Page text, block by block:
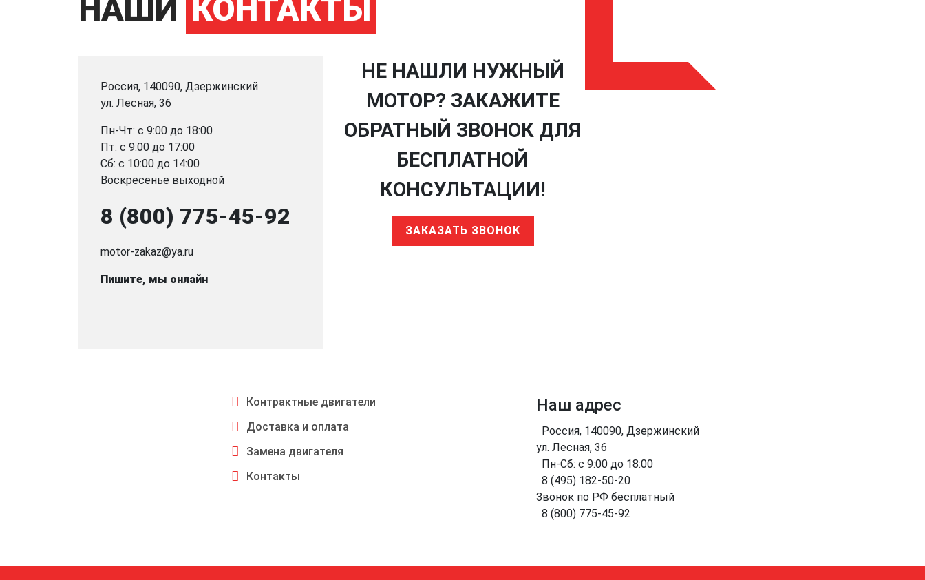
НАШИ КОНТАКТЫ
Россия, 140090, Дзержинский
ул. Лесная, 36
Пн-Чт: с 9:00 до 18:00
Пт: с 9:00 до 17:00
Сб: с 10:00 до 14:00
Воскресенье выходной
8 (800) 775-45-92
motor-zakaz@ya.ru
Пишите, мы онлайн
НЕ НАШЛИ НУЖНЫЙ
МОТОР? ЗАКАЖИТЕ
ОБРАТНЫЙ ЗВОНОК ДЛЯ
БЕСПЛАТНОЙ
КОНСУЛЬТАЦИИ!
ЗАКАЗАТЬ ЗВОНОК
Контрактные двигатели
Доставка и оплата
Замена двигателя
Контакты
Наш адрес
Россия, 140090, Дзержинский
ул. Лесная, 36
Пн-Сб: с 9:00 до 18:00
8 (495) 182-50-20
Звонок по РФ бесплатный
8 (800) 775-45-92